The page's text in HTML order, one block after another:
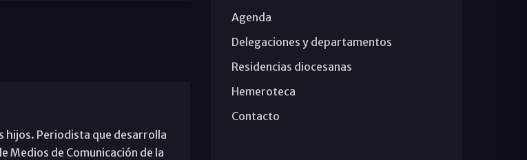
hijos. Periodista que desarrolla
Medios de Comunicación de la
Agenda
Delegaciones y departamentos
Residencias diocesanas
Hemeroteca
Contacto